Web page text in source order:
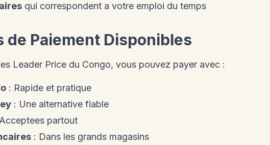
qui correspondent a votre emploi du temps
de Paiement Disponibles
Leader Price du Congo, vous pouvez payer avec :
: Rapide et pratique
: Une alternative fiable
partout
: Dans les grands magasins